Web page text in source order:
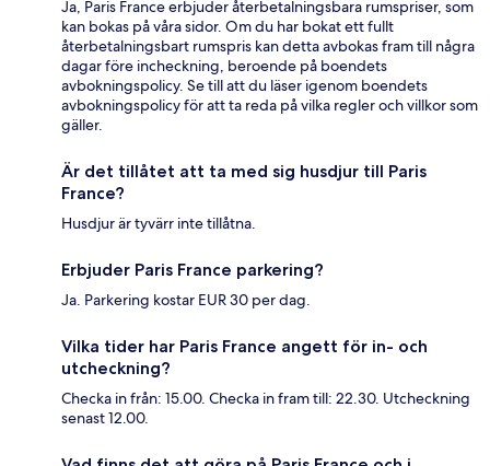
Ja, Paris France erbjuder återbetalningsbara rumspriser, som
kan bokas på våra sidor. Om du har bokat ett fullt
återbetalningsbart rumspris kan detta avbokas fram till några
dagar före incheckning, beroende på boendets
avbokningspolicy. Se till att du läser igenom boendets
avbokningspolicy för att ta reda på vilka regler och villkor som
gäller.
Är det tillåtet att ta med sig husdjur till Paris
France?
Husdjur är tyvärr inte tillåtna.
Erbjuder Paris France parkering?
Ja. Parkering kostar EUR 30 per dag.
Vilka tider har Paris France angett för in- och
utcheckning?
Checka in från: 15.00. Checka in fram till: 22.30. Utcheckning
senast 12.00.